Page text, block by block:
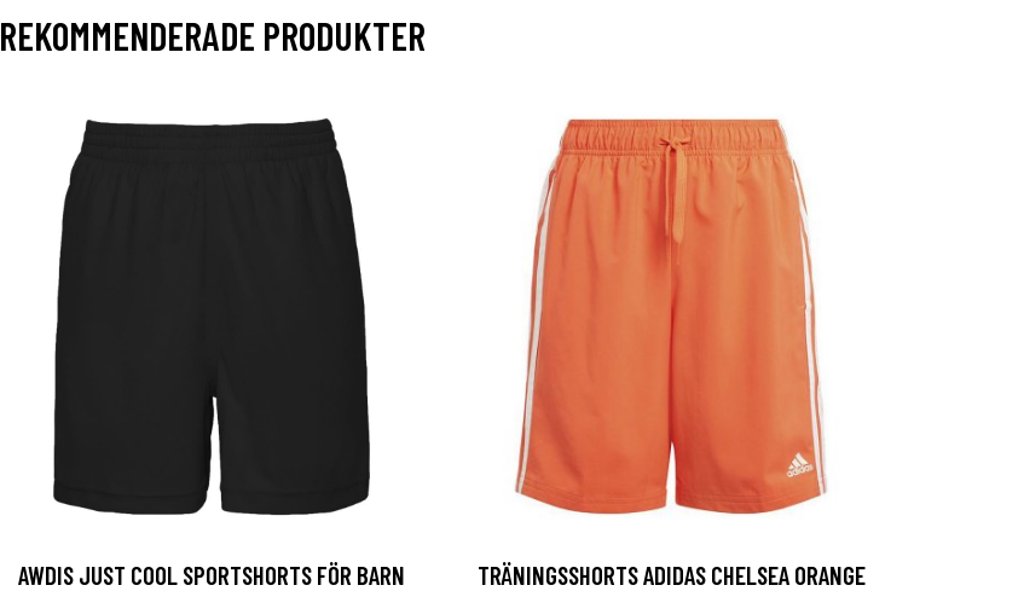
REKOMMENDERADE PRODUKTER
AWDIS JUST COOL SPORTSHORTS FÖR BARN
TRÄNINGSSHORTS ADIDAS CHELSEA ORANGE